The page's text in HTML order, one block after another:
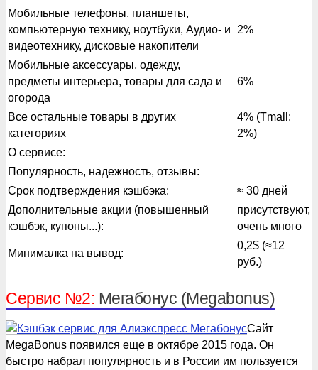
Мобильные телефоны, планшеты,
компьютерную технику, ноутбуки, Аудио- и
видеотехнику, дисковые накопители
2%
Мобильные аксессуары, одежду,
предметы интерьера, товары для сада и
огорода
6%
Все остальные товары в других
категориях
4% (Tmall:
2%)
О сервисе:
Популярность, надежность, отзывы:
Срок подтверждения кэшбэка:
≈ 30 дней
Дополнительные акции (повышенный
кэшбэк, купоны...):
присутствуют,
очень много
Минималка на вывод:
0,2$ (≈12
руб.)
Сервис №2: Мегабонус (Megabonus)
Сайт
MegaBonus появился еще в октябре 2015 года. Он
быстро набрал популярность и в России им пользуется